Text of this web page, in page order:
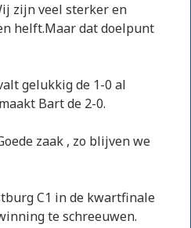
zijn veel sterker en
helft.Maar dat doelpunt
gelukkig de 1-0 al
Bart de 2-0.
zaak , zo blijven we
C1 in de kwartfinale
te schreeuwen.